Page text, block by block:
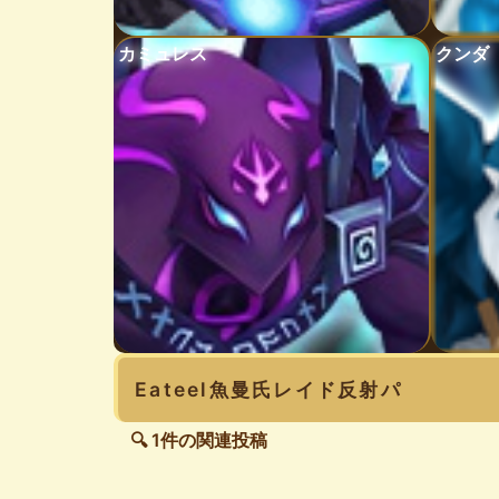
カミュレス クンダ
Eateel魚曼氏レイド反射パ
🔍 1件の関連投稿